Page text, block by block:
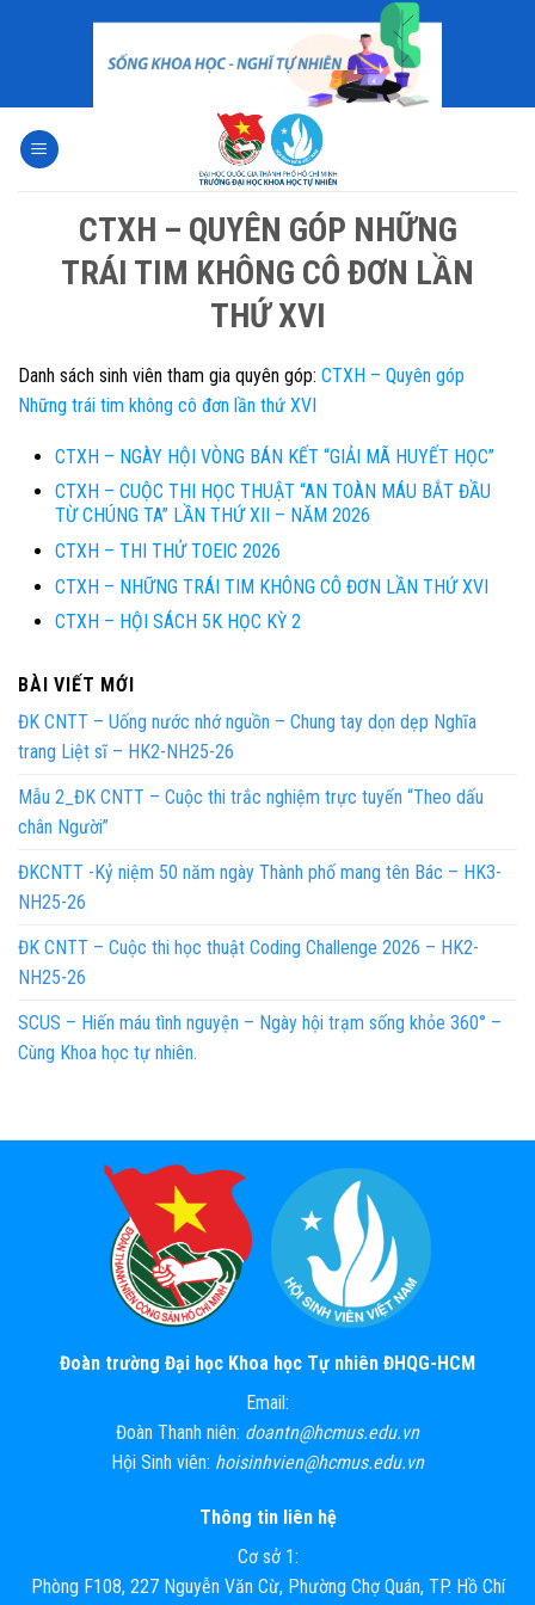
CTXH – QUYÊN GÓP NHỮNG
TRÁI TIM KHÔNG CÔ ĐƠN LẦN
THỨ XVI
Danh sách sinh viên tham gia quyên góp: CTXH – Quyên góp
Những trái tim không cô đơn lần thứ XVI
CTXH – NGÀY HỘI VÒNG BÁN KẾT “GIẢI MÃ HUYẾT HỌC”
CTXH – CUỘC THI HỌC THUẬT “AN TOÀN MÁU BẮT ĐẦU
TỪ CHÚNG TA” LẦN THỨ XII – NĂM 2026
CTXH – THI THỬ TOEIC 2026
CTXH – NHỮNG TRÁI TIM KHÔNG CÔ ĐƠN LẦN THỨ XVI
CTXH – HỘI SÁCH 5K HỌC KỲ 2
BÀI VIẾT MỚI
ĐK CNTT – Uống nước nhớ nguồn – Chung tay dọn dẹp Nghĩa
trang Liệt sĩ – HK2-NH25-26
Mẫu 2_ĐK CNTT – Cuộc thi trắc nghiệm trực tuyến “Theo dấu
chân Người”
ĐKCNTT -Kỷ niệm 50 năm ngày Thành phố mang tên Bác – HK3-
NH25-26
ĐK CNTT – Cuộc thi học thuật Coding Challenge 2026 – HK2-
NH25-26
SCUS – Hiến máu tình nguyện – Ngày hội trạm sống khỏe 360° –
Cùng Khoa học tự nhiên.
Đoàn trường Đại học Khoa học Tự nhiên ĐHQG-HCM
Email:
Đoàn Thanh niên: doantn@hcmus.edu.vn
Hội Sinh viên: hoisinhvien@hcmus.edu.vn
Thông tin liên hệ
Cơ sở 1:
Phòng F108, 227 Nguyễn Văn Cừ, Phường Chợ Quán, TP. Hồ Chí